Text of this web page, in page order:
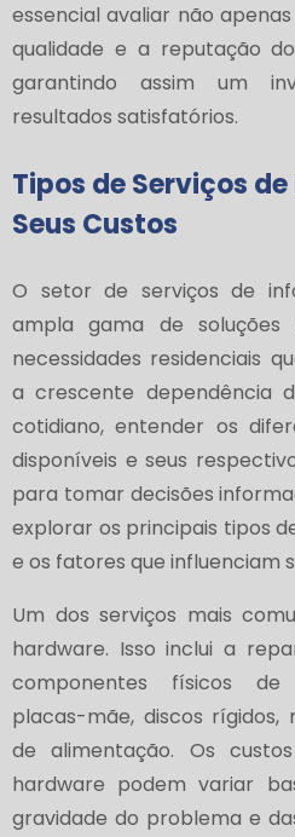
essencial avaliar não
qualidade e a reputação
garantindo assim um
resultados satisfatórios.
Tipos de Serviços
Seus Custos
O setor de serviços de
ampla gama de
necessidades residenciais
a crescente dependência
cotidiano, entender os
disponíveis e seus
para tomar decisões
explorar os principais tipos
e os fatores que influenciam
Um dos serviços mais
hardware. Isso inclui a
componentes físicos de
placas-mãe, discos rígidos,
de alimentação. Os
hardware podem variar
gravidade do problema e